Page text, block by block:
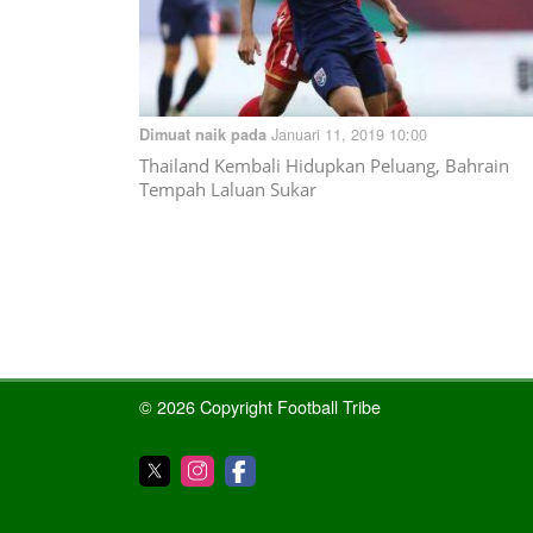
Dimuat naik pada Januari 11, 2019 10:00
Thailand Kembali Hidupkan Peluang, Bahrain
Tempah Laluan Sukar
© 2026 Copyright Football Tribe